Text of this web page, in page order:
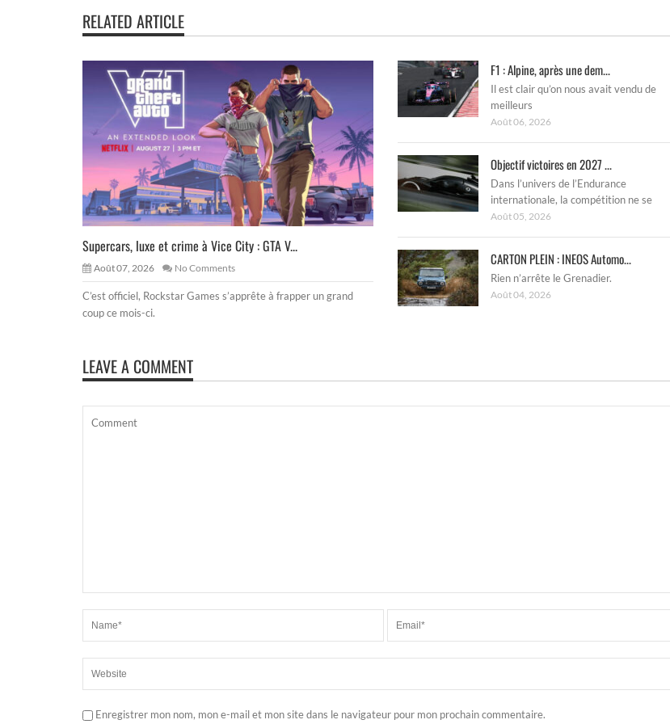
RELATED ARTICLE
Supercars, luxe et crime à Vice City : GTA V...
Août 07, 2026 No Comments
C’est officiel, Rockstar Games s’apprête à frapper un grand
coup ce mois-ci.
F1 : Alpine, après une dem...
Il est clair qu’on nous avait vendu de
meilleurs
Août 06, 2026
Objectif victoires en 2027 ...
Dans l’univers de l’Endurance
internationale, la compétition ne se
Août 05, 2026
CARTON PLEIN : INEOS Automo...
Rien n’arrête le Grenadier.
Août 04, 2026
LEAVE A COMMENT
Enregistrer mon nom, mon e-mail et mon site dans le navigateur pour mon prochain commentaire.